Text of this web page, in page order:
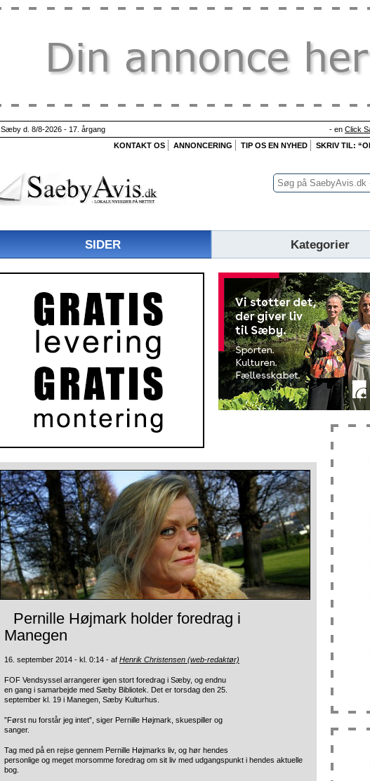
Sæby d. 8/8-2026 - 17. årgang - en Click
KONTAKT OS
ANNONCERING TIP OS EN NYHED SKRIV TIL:
SIDER Kategorier
Pernille Højmark holder foredrag i
Manegen
16. september 2014 - kl. 0:14 - af Henrik Christensen (web-redaktør)
FOF Vendsyssel arrangerer igen stort foredrag i Sæby, og endnu
en gang i samarbejde med Sæby Bibliotek. Det er torsdag den 25.
september kl. 19 i Manegen, Sæby Kulturhus.
”Først nu forstår jeg intet”, siger Pernille Højmark, skuespiller og
sanger.
Tag med på en rejse gennem Pernille Højmarks liv, og hør hendes
personlige og meget morsomme foredrag om sit liv med udgangspunkt i hendes aktuelle
bog.